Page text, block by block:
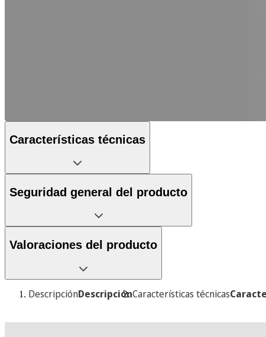
Características técnicas
Seguridad general del producto
Valoraciones del producto
DescripciónDescripciónCaracterísticas técnicas